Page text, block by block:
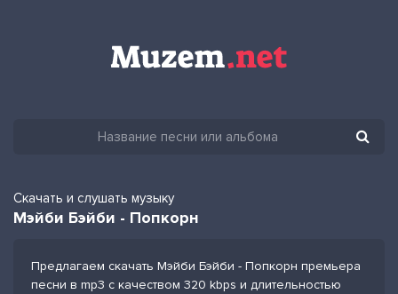
Скачать и слушать музыку
Мэйби Бэйби - Попкорн
Предлагаем скачать Мэйби Бэйби - Попкорн премьера
песни в mp3 с качеством 320 kbps и длительностью